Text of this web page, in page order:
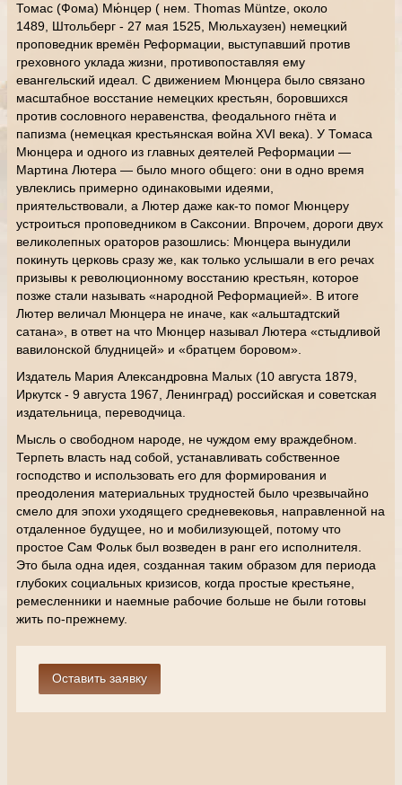
Томас (Фома) Мю́нцер ( нем. Thomas Müntze, около
1489, Штольберг - 27 мая 1525, Мюльхаузен) немецкий
проповедник времён Реформации, выступавший против
греховного уклада жизни, противопоставляя ему
евангельский идеал. С движением Мюнцера было связано
масштабное восстание немецких крестьян, боровшихся
против сословного неравенства, феодального гнёта и
папизма (немецкая крестьянская война XVI века). У Томаса
Мюнцера и одного из главных деятелей Реформации —
Мартина Лютера — было много общего: они в одно время
увлеклись примерно одинаковыми идеями,
приятельствовали, а Лютер даже как-то помог Мюнцеру
устроиться проповедником в Саксонии. Впрочем, дороги двух
великолепных ораторов разошлись: Мюнцера вынудили
покинуть церковь сразу же, как только услышали в его речах
призывы к революционному восстанию крестьян, которое
позже стали называть «народной Реформацией». В итоге
Лютер величал Мюнцера не иначе, как «альштадтский
сатана», в ответ на что Мюнцер называл Лютера «стыдливой
вавилонской блудницей» и «братцем боровом».
Издатель Мария Александровна Малых (10 августа 1879,
Иркутск - 9 августа 1967, Ленинград) российская и советская
издательница, переводчица.
Мысль о свободном народе, не чуждом ему враждебном.
Терпеть власть над собой, устанавливать собственное
господство и использовать его для формирования и
преодоления материальных трудностей было чрезвычайно
смело для эпохи уходящего средневековья, направленной на
отдаленное будущее, но и мобилизующей, потому что
простое Сам Фольк был возведен в ранг его исполнителя.
Это была одна идея, созданная таким образом для периода
глубоких социальных кризисов, когда простые крестьяне,
ремесленники и наемные рабочие больше не были готовы
жить по-прежнему.